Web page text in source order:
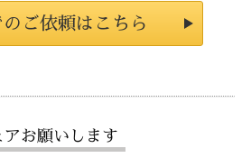
ご依頼はこちら
お願いします